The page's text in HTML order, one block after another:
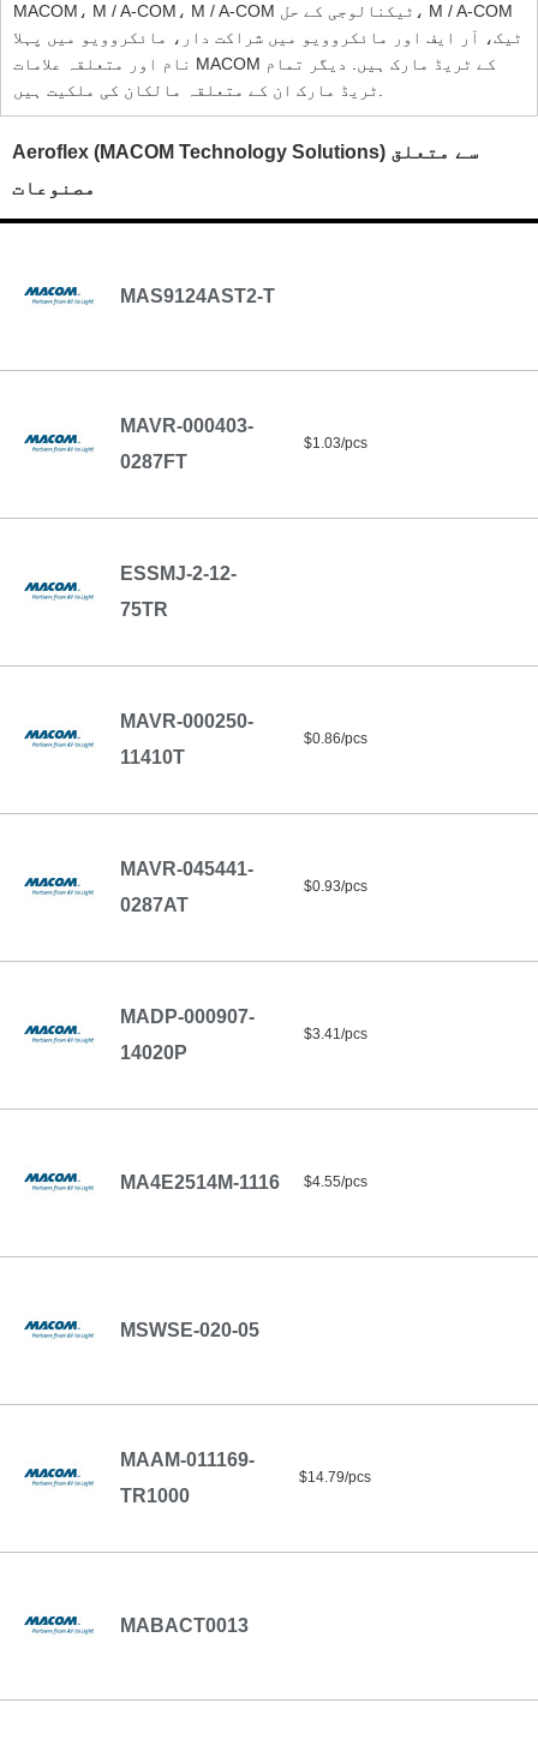
MACOM، M / A-COM، M / A-COM ٹیکنالوجی کے حل، M / A-COM
ٹیک، آر ایف اور مائکروویو میں شراکت دار، مائکروویو میں پہلا
نام اور متعلقہ علامات MACOM کے ٹریڈ مارک ہیں. دیگر تمام
Aeroflex (MACOM Technology Solutions) سے متعلق
مصنوعات
MAS9124AST2-T
MAVR-000403-
0287FT
$1.03/pcs
ESSMJ-2-12-
75TR
MAVR-000250-
11410T
$0.86/pcs
MAVR-045441-
0287AT
$0.93/pcs
MADP-000907-
14020P
$3.41/pcs
MA4E2514M-1116 $4.55/pcs
MSWSE-020-05
MAAM-011169-
TR1000
$14.79/pcs
MABACT0013